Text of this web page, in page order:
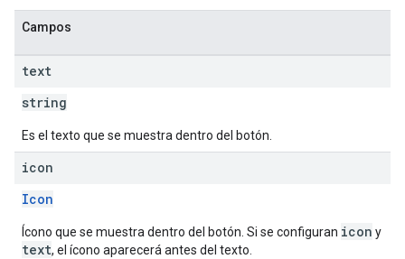
Campos
text
string
Es el texto que se muestra dentro del botón.
icon
Icon
Ícono que se muestra dentro del botón. Si se configuran icon y
text, el ícono aparecerá antes del texto.